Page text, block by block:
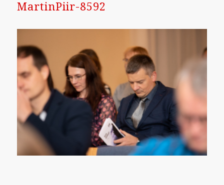
MartinPiir-8592